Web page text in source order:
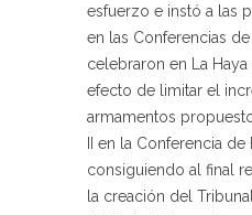
esfuerzo e instó a las
en las Conferencias
celebraron en La Haya
efecto de limitar el
armamentos
II en la Conferencia de
consiguiendo al final
la creación del